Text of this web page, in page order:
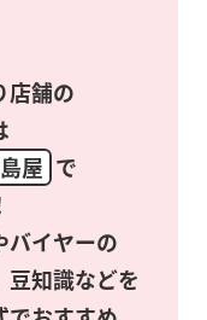
店舗の
屋 で
バイヤーの
豆知識などを